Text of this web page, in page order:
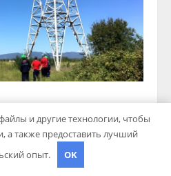
и другие технологии, чтобы
а также предоставить лучший
опыт.
OK